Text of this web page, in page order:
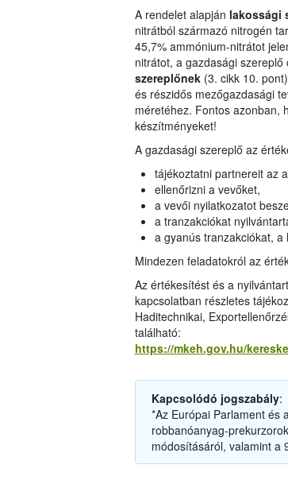
A rendelet alapján lakossági
nitrátból származó nitrogén
45,7% ammónium-nitrátot
nitrátot, a gazdasági szereplő
szereplőnek(3. cikk 10.
és részidős mezőgazdasági
méretéhez. Fontos azonban,
készítményeket!
A gazdasági szereplő az
tájékoztatni partnereit az
ellenőrizni a vevőket,
a vevői nyilatkozatot
a tranzakciókat
a gyanús tranzakciókat,
Mindezen feladatokról az
Az értékesítést és a
kapcsolatban részletes
Haditechnikai,
található:
https://mkeh.gov.hu/
Kapcsolódó jogszabály:
*Az Európai Parlament és
robbanóanyag-
módosításáról, valamint a